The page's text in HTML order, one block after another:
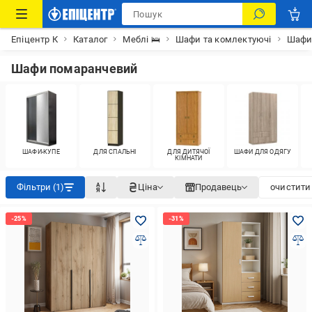
Епіцентр К Каталог Меблі 🛌 Шафи та комлектуючі Шафи
Шафи помаранчевий
ШАФИ-КУПЕ ДЛЯ СПАЛЬНІ
ДЛЯ ДИТЯЧОЇ
КІМНАТИ
ШАФИ ДЛЯ ОДЯГУ
Фільтри (1) Ціна Продавець очистити